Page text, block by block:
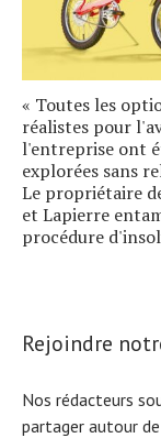
« Toutes les
réalistes pour
l'entreprise ont
explorées sans
Le propriétaire
et Lapierre
procédure
Rejoindre
Nos rédacteurs
partager autour